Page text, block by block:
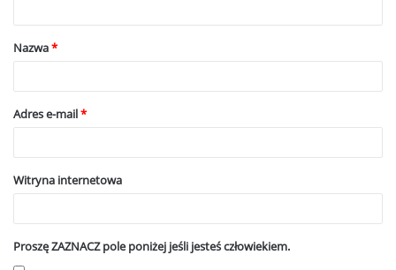
a
rNazwa*
Adres e-mail*
Witryna internetowa
Proszę ZAZNACZ pole poniżej jeśli jesteś człowiekiem.